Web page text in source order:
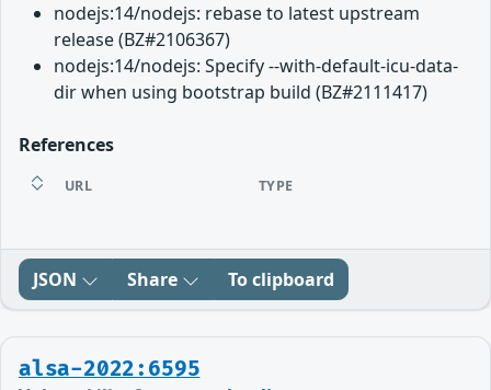
nodejs:14/nodejs: rebase to latest upstream
release (BZ#2106367)
nodejs:14/nodejs: Specify --with-default-icu-data-
dir when using bootstrap build (BZ#2111417)
References
URL TYPE
JSON Share To clipboard
alsa-2022:6595